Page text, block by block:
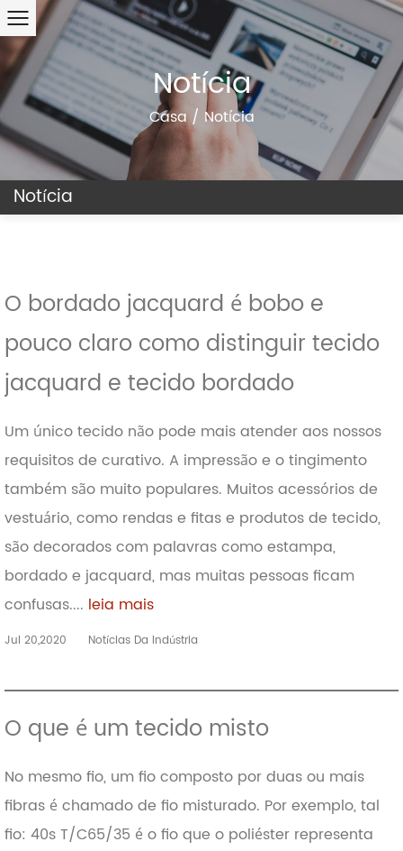
Notícia
Casa/ Notícia
Notícia
O bordado jacquard é bobo e
pouco claro como distinguir tecido
jacquard e tecido bordado
Um único tecido não pode mais atender aos nossos
requisitos de curativo. A impressão e o tingimento
também são muito populares. Muitos acessórios de
vestuário, como rendas e fitas e produtos de tecido,
são decorados com palavras como estampa,
bordado e jacquard, mas muitas pessoas ficam
confusas.... leia mais
Jul 20,2020 Notícias Da Indústria
O que é um tecido misto
No mesmo fio, um fio composto por duas ou mais
fibras é chamado de fio misturado. Por exemplo, tal
fio: 40s T/C65/35 é o fio que o poliéster representa